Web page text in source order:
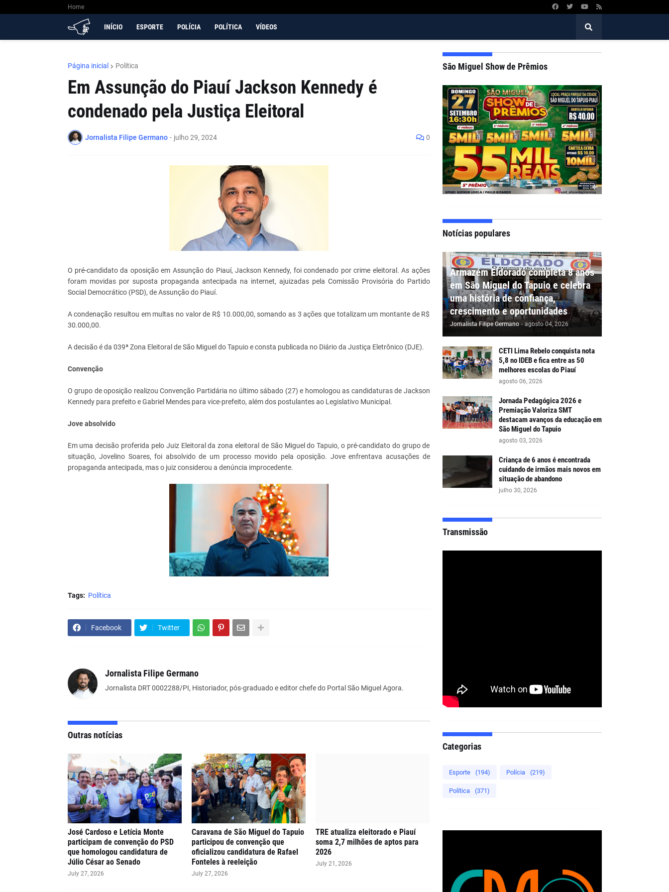
Home
INÍCIO ESPORTE POLÍCIA POLÍTICA VÍDEOS
Página inicial Política
Em Assunção do Piauí Jackson Kennedy é
condenado pela Justiça Eleitoral
Jornalista Filipe Germano - julho 29, 2024 0
O pré-candidato da oposição em Assunção do Piauí, Jackson Kennedy, foi condenado por crime eleitoral. As ações
foram movidas por suposta propaganda antecipada na internet, ajuizadas pela Comissão Provisória do Partido
Social Democrático (PSD), de Assunção do Piauí.
A condenação resultou em multas no valor de R$ 10.000,00, somando as 3 ações que totalizam um montante de R$
30.000,00.
A decisão é da 039ª Zona Eleitoral de São Miguel do Tapuio e consta publicada no Diário da Justiça Eletrônico (DJE).
Convenção
O grupo de oposição realizou Convenção Partidária no último sábado (27) e homologou as candidaturas de Jackson
Kennedy para prefeito e Gabriel Mendes para vice-prefeito, além dos postulantes ao Legislativo Municipal.
Jove absolvido
Em uma decisão proferida pelo Juiz Eleitoral da zona eleitoral de São Miguel do Tapuio, o pré-candidato do grupo de
situação, Jovelino Soares, foi absolvido de um processo movido pela oposição. Jove enfrentava acusações de
propaganda antecipada, mas o juiz considerou a denúncia improcedente.
Tags: Política
Facebook Twitter
Jornalista Filipe Germano
Jornalista DRT 0002288/PI, Historiador, pós-graduado e editor chefe do Portal São Miguel Agora.
Outras notícias
José Cardoso e Letícia Monte
participam de convenção do PSD
que homologou candidatura de
Júlio César ao Senado
July 27, 2026
Caravana de São Miguel do Tapuio
participou de convenção que
oficializou candidatura de Rafael
Fonteles à reeleição
July 27, 2026
TRE atualiza eleitorado e Piauí
soma 2,7 milhões de aptos para
2026
July 21, 2026
São Miguel Show de Prêmios
Notícias populares
Armazém Eldorado completa 8 anos
em São Miguel do Tapuio e celebra
uma história de confiança,
crescimento e oportunidades
Jornalista Filipe Germano - agosto 04, 2026
CETI Lima Rebelo conquista nota
5,8 no IDEB e fica entre as 50
melhores escolas do Piauí
agosto 06, 2026
Jornada Pedagógica 2026 e
Premiação Valoriza SMT
destacam avanços da educação em
São Miguel do Tapuio
agosto 03, 2026
Criança de 6 anos é encontrada
cuidando de irmãos mais novos em
situação de abandono
julho 30, 2026
Transmissão
Categorias
Esporte (194) Polícia (219)
Política (371)